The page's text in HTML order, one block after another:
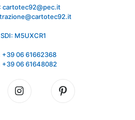
cartotec92@pec.it
SDI: M5UXCR1
+39 06 61662368
+39 06 61648082